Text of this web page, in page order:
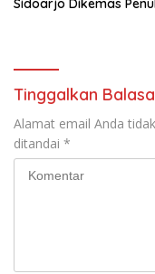
Sidoarjo Dikemas
Tinggalkan
Alamat email Anda
ditandai *